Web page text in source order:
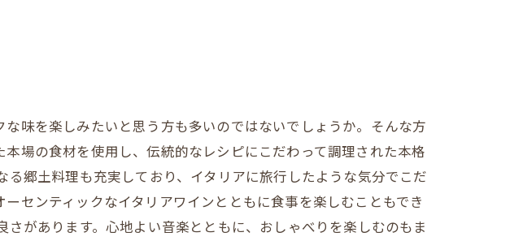
味を楽しみたいと思う方も多いのではないでしょうか。そんな方
場の食材を使用し、伝統的なレシピにこだわって調理された本格
郷土料理も充実しており、イタリアに旅行したような気分でこだ
センティックなイタリアワインとともに食事を楽しむこともでき
があります。心地よい音楽とともに、おしゃべりを楽しむのもま